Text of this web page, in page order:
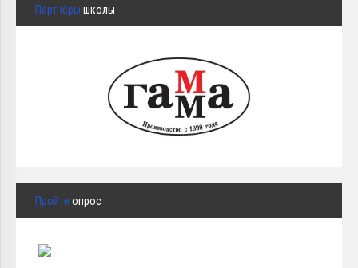
Партнёры школы
Пройти опрос